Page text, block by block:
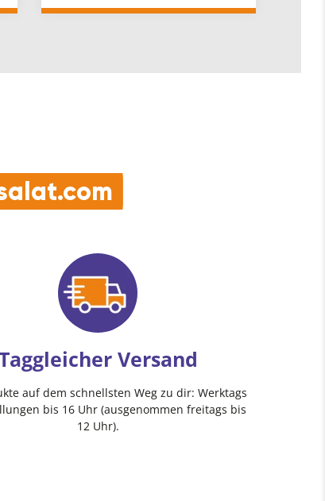
Versand
auf dem schnellsten Weg zu dir: Werktags
bis 16 Uhr (ausgenommen freitags bis
12 Uhr).